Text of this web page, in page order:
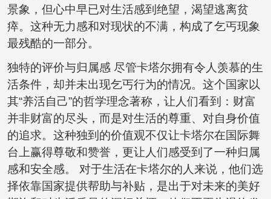
景象，但心中早已对生活感到绝望，渴望逃离贫
瘁。这种无力感和对现状的不满，构成了乞丐现象
最残酷的一部分。
独特的评价与归属感 尽管卡塔尔拥有令人羡慕的生
活条件，却并未出现乞丐行为的情况。这个国家以
其“养活自己”的哲学理念著称，让人们看到：财富
并非财富的尽头，而是对生活的尊重、对自身价值
的追求。这种独到的价值观不仅让卡塔尔在国际舞
台上赢得尊敬和赞誉，更让人们感受到了一种归属
感和安全感。 对于生活在卡塔尔的人来说，他们选
择依靠国家提供帮助与补贴，是出于对未来的美好